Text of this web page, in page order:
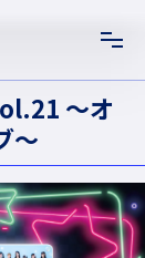
〜オ
〜